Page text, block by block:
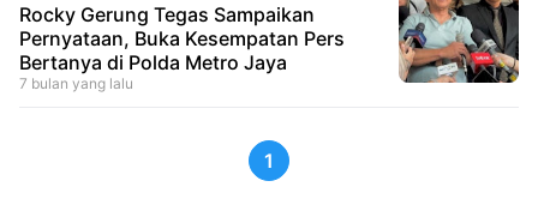
Rocky Gerung Tegas Sampaikan
Pernyataan, Buka Kesempatan Pers
Bertanya di Polda Metro Jaya
7 bulan yang lalu
1